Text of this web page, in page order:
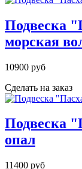
Подвеска
морская
10900 руб
Сделать на заказ
Подвеска
опал
11400 руб